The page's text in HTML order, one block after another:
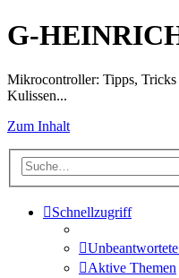
G-
Mikrocontroller: Tipps,
Kulissen...
Zum Inhalt
Schnellzugriff
Aktive Themen